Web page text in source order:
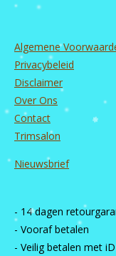
Algemene
Privacybeleid
Disclaimer
Over Ons
Contact
Trimsalon
Nieuwsbrief
- 14 dagen
- Vooraf betalen
- Veilig betalen met